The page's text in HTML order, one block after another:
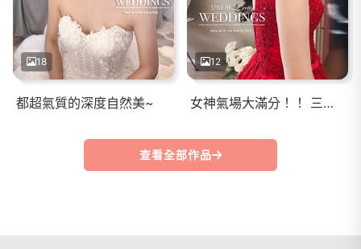
18
都超氣質的深度自然美~
12
女神氣場大滿分！！ 三款不同風格的髮型， 能展現出時髦品味又兼具優雅特質。
查看全部作品